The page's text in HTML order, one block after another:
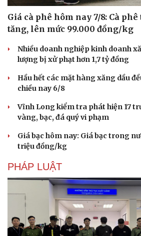
Cải chính
Giá cà phê hôm nay 7/8: Cà
tăng, lên mức 99.000 đồng/kg
Nhiều doanh nghiệp kinh doanh
lượng bị xử phạt hơn 1,7 tỷ đồng
Hầu hết các mặt hàng xăng dầu
chiều nay 6/8
Vĩnh Long kiểm tra phát hiện 17
vàng, bạc, đá quý vi phạm
Giá bạc hôm nay: Giá bạc trong
triệu đồng/kg
PHÁP LUẬT